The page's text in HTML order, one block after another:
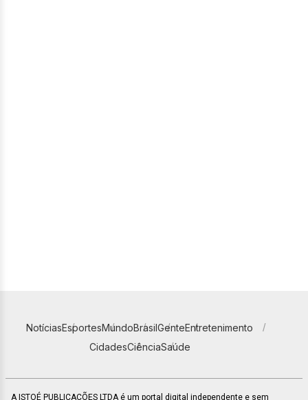
NotíciasEsportesMundoBrasilGenteEntretenimento
CidadesCiênciaSaúde
A ISTOÉ PUBLICAÇÕES LTDA é um portal digital independente e sem